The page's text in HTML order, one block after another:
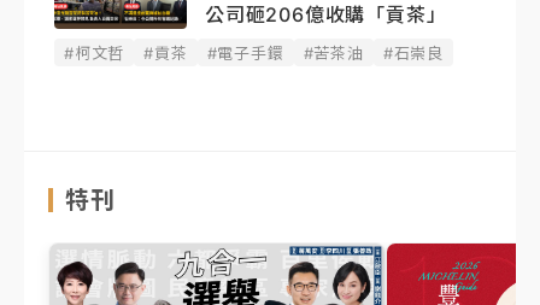
公司砸206億收購「貢茶」
#柯文哲 #貢茶 #電子手鐶 #苦茶油 #石崇良
特刊